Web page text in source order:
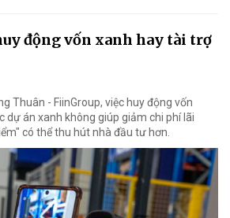
động vốn xanh hay tài trợ
Thuân - FiinGroup, việc huy động vốn
dự án xanh không giúp giảm chi phí lãi
có thể thu hút nhà đầu tư hơn.